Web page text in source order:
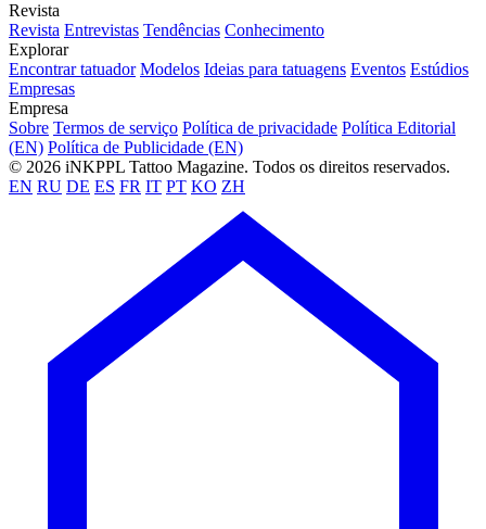
Revista
Revista Entrevistas Tendências Conhecimento
Explorar
Encontrar tatuador Modelos Ideias para tatuagens Eventos Estúdios
Empresas
Empresa
Sobre Termos de serviço Política de privacidade Política Editorial
(EN) Política de Publicidade (EN)
© 2026 iNKPPL Tattoo Magazine. Todos os direitos reservados.
EN RU DE ES FR IT PT KO ZH